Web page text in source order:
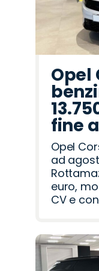
Opel
fine
Opel
ad
euro,
CV e